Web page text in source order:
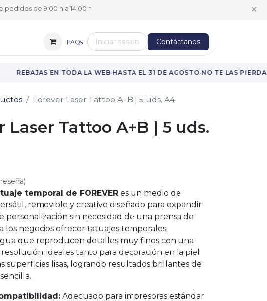
pedidos de 9:00 h a 14:00 h ✕
FAQs Iniciar sesión Contáctanos
REBAJAS EN TODA LA WEB·HASTA EL 31 DE AGOSTO·NO TE LAS PIERDAS·
Forever Laser Tattoo A+B | 5 uds. A4
Laser Tattoo A+B | 5 uds.
temporal de FOREVER es un medio de
removible y creativo diseñado para expandir
personalización sin necesidad de una prensa de
los negocios ofrecer tatuajes temporales
que reproducen detalles muy finos con una
ideales tanto para decoración en la piel
superficies lisas, logrando resultados brillantes de
Adecuado para impresoras estándar